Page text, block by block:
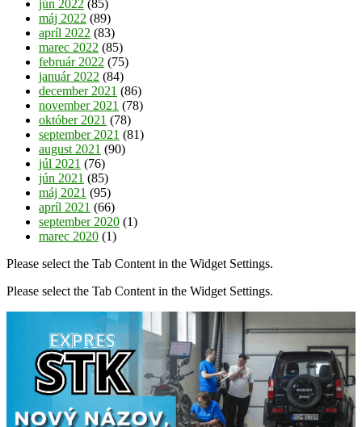
jún 2022 (85)
máj 2022 (89)
apríl 2022 (83)
marec 2022 (85)
február 2022 (75)
január 2022 (84)
december 2021 (86)
november 2021 (78)
október 2021 (78)
september 2021 (81)
august 2021 (90)
júl 2021 (76)
jún 2021 (85)
máj 2021 (95)
apríl 2021 (66)
september 2020 (1)
marec 2020 (1)
Please select the Tab Content in the Widget Settings.
Please select the Tab Content in the Widget Settings.